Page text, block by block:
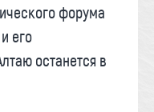
форума
его
останется в